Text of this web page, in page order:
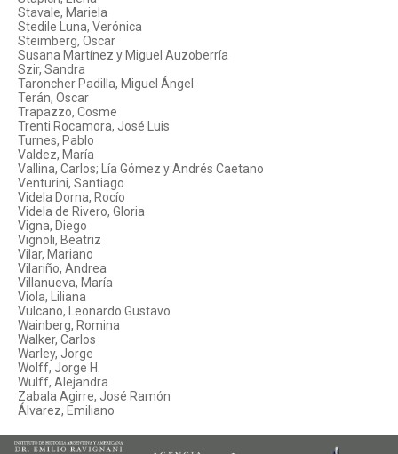
Stavale, Mariela
Stedile Luna, Verónica
Steimberg, Oscar
Susana Martínez y Miguel Auzoberría
Szir, Sandra
Taroncher Padilla, Miguel Ángel
Terán, Oscar
Trapazzo, Cosme
Trenti Rocamora, José Luis
Turnes, Pablo
Valdez, María
Vallina, Carlos; Lía Gómez y Andrés Caetano
Venturini, Santiago
Videla Dorna, Rocío
Videla de Rivero, Gloria
Vigna, Diego
Vignoli, Beatriz
Vilar, Mariano
Vilariño, Andrea
Villanueva, María
Viola, Liliana
Vulcano, Leonardo Gustavo
Wainberg, Romina
Walker, Carlos
Warley, Jorge
Wolff, Jorge H.
Wulff, Alejandra
Zabala Agirre, José Ramón
Álvarez, Emiliano